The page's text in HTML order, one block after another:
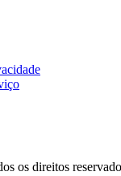
os direitos